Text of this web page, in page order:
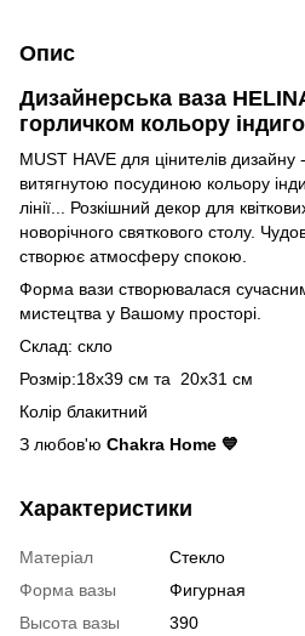
Опис
Дизайнерська ваза
горличком кольору індиго
MUST HAVE для цінителів дизайну
витягнутою посудиною кольору
лінії... Розкішний декор для
новорічного святкового столу.
створює атмосферу спокою.
Форма вази створювалася
мистецтва у Вашому просторі.
Склад: скло
Розмір:18х39 см та 20x31 см
Колір блакитний
З любов'ю Chakra Home 💙
Характеристики
Матеріал
Стекло
Форма вазы
Фигурная
Высота вазы
390